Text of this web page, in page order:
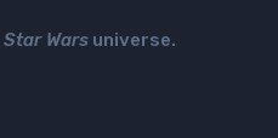
Star Wars universe.